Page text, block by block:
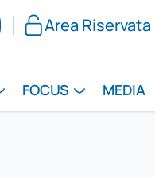
Area Riservata
FOCUS MEDIA